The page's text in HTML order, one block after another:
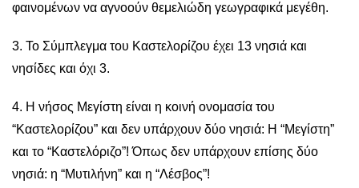
φαινομένων να αγνοούν θεμελιώδη γεωγραφικά μεγέθη.
3. Το Σύμπλεγμα του Καστελορίζου έχει 13 νησιά και
νησίδες και όχι 3.
4. Η νήσος Μεγίστη είναι η κοινή ονομασία του
“Καστελορίζου” και δεν υπάρχουν δύο νησιά: Η “Μεγίστη”
και το “Καστελόριζο”! Όπως δεν υπάρχουν επίσης δύο
νησιά: η “Μυτιλήνη” και η “Λέσβος”!